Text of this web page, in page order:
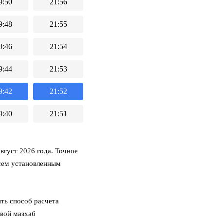
21:56
21:55
21:54
21:53
21:52
21:51
2026 года. Точное
установленным
способ расчета
мазхаб